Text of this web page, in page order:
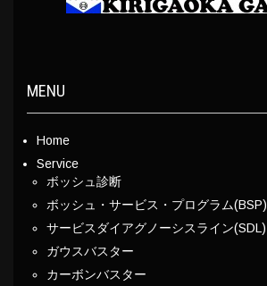
MENU
Home
Service
ボッシュ診断
ボッシュ・サービス・プログラム(BSP)
サービスダイアグノーシスライン(SDL)
ガウスバスター
カーボンバスター